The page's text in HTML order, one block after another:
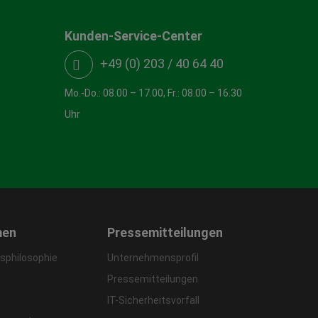
Kunden-Service-Center
+49 (0) 203 / 40 64 40
Mo.-Do.: 08.00 – 17.00, Fr.: 08.00 – 16.30
Uhr
Pressemitteilungen
Unternehmensprofil
Pressemitteilungen
IT-Sicherheitsvorfall